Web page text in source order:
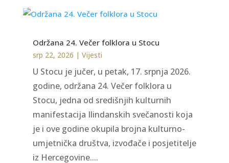
Održana 24. Večer folklora u Stocu
srp 22, 2026 | Vijesti
U Stocu je jučer, u petak, 17. srpnja 2026.
godine, održana 24. Večer folklora u
Stocu, jedna od središnjih kulturnih
manifestacija Ilindanskih svečanosti koja
je i ove godine okupila brojna kulturno-
umjetnička društva, izvođače i posjetitelje
iz Hercegovine....